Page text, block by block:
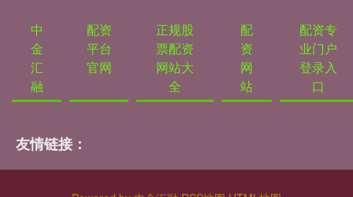
中
金
汇
融
配资
平台
官网
正规股
票配资
网站大
全
配
资
网
站
配资专
业门户
登录入
口
友情链接：